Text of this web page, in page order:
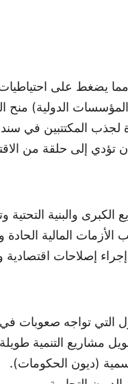
يضغط على احتياطيات
الدولية)
لجذب المكتتبين في
إلى حلقة من
والبنية التحتية
المالية الحادة
إجراء إصلاحات
التي تواجه صعوبات
مشاريع التنمية
(ديون الحكومات).